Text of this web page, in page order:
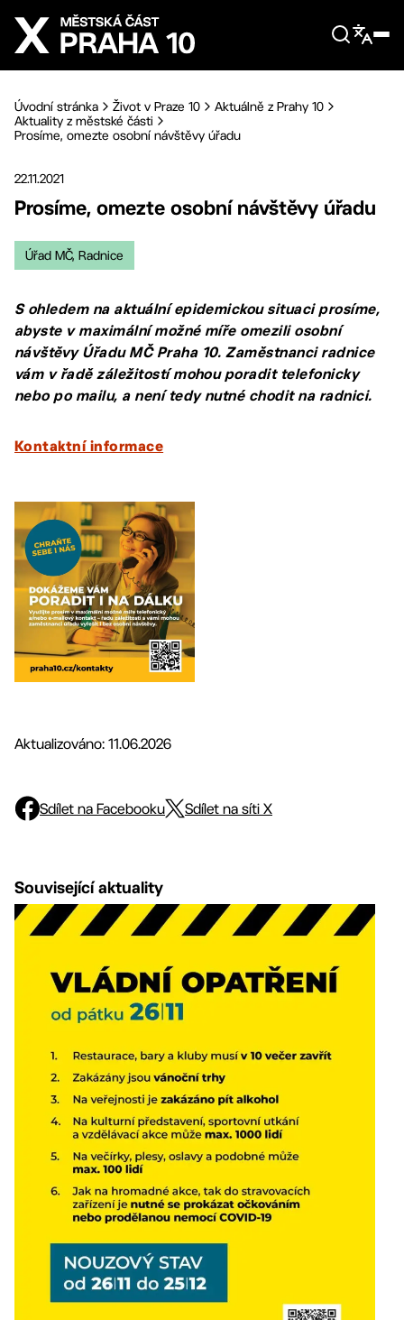
Přejít na hlavní obsah
Úvodní stránka Život v Praze 10
Aktuálně z Prahy 10
Aktuality z městské části
Prosíme, omezte osobní návštěvy úřadu
22.11.2021
Prosíme, omezte osobní návštěvy úřadu
Úřad MČ, Radnice
S ohledem na aktuální epidemickou situaci prosíme,
abyste v maximální možné míře omezili osobní
návštěvy Úřadu MČ Praha 10. Zaměstnanci radnice
vám v řadě záležitostí mohou poradit telefonicky
nebo po mailu, a není tedy nutné chodit na radnici.
Kontaktní informace
Aktualizováno: 11.06.2026
Sdílet na Facebooku Sdílet na síti X
Související aktuality